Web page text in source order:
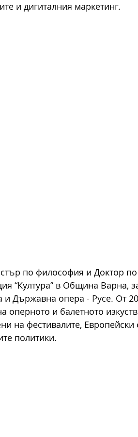
и дигиталния маркетинг.
по философия и Доктор
“Култура” в Община Варна,
Държавна опера - Русе. От
оперното и балетното
на фестивалите, Европейски
политики.